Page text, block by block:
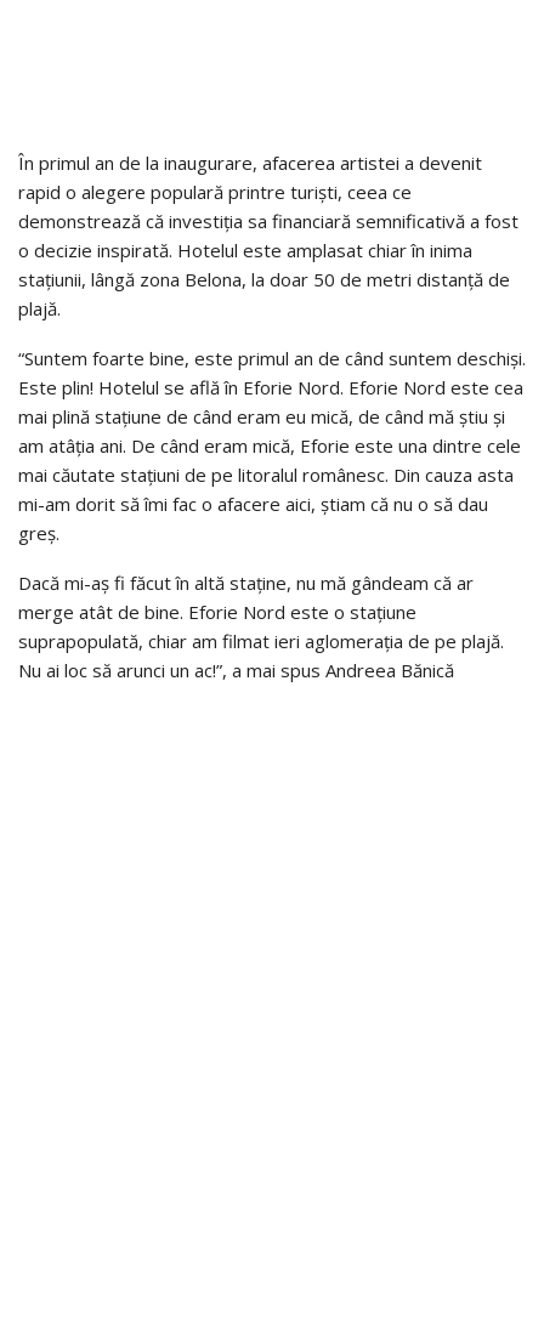
În primul an de la inaugurare, afacerea artistei a devenit
rapid o alegere populară printre turiști, ceea ce
demonstrează că investiția sa financiară semnificativă a fost
o decizie inspirată. Hotelul este amplasat chiar în inima
stațiunii, lângă zona Belona, la doar 50 de metri distanță de
plajă.
“Suntem foarte bine, este primul an de când suntem deschiși.
Este plin! Hotelul se află în Eforie Nord. Eforie Nord este cea
mai plină stațiune de când eram eu mică, de când mă știu și
am atâția ani. De când eram mică, Eforie este una dintre cele
mai căutate stațiuni de pe litoralul românesc. Din cauza asta
mi-am dorit să îmi fac o afacere aici, știam că nu o să dau
greș.
Dacă mi-aș fi făcut în altă staține, nu mă gândeam că ar
merge atât de bine. Eforie Nord este o stațiune
suprapopulată, chiar am filmat ieri aglomerația de pe plajă.
Nu ai loc să arunci un ac!”, a mai spus Andreea Bănică